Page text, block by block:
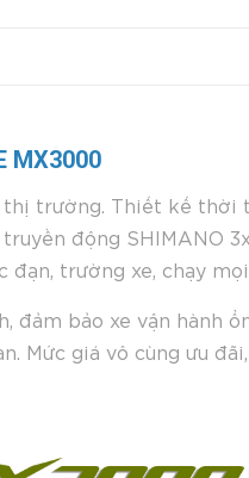
MX3000
trường. Thiết kế thời
động SHIMANO
đạn, trường xe, chạy
đảm bảo xe vận hành
Mức giá vô cùng ưu